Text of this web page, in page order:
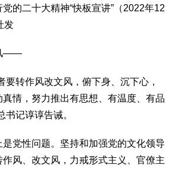
的二十大精神“快板宣讲”（2022年12
发
——
转作风改文风，俯下身、沉下心，
情，努力推出有思想、有温度、有品
书记谆谆告诫。
性问题。坚持和加强党的文化领导
风、改文风，力戒形式主义、官僚主